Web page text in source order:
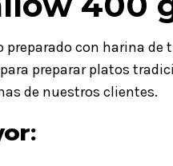
con harina
preparar platos
de nuestros clientes.